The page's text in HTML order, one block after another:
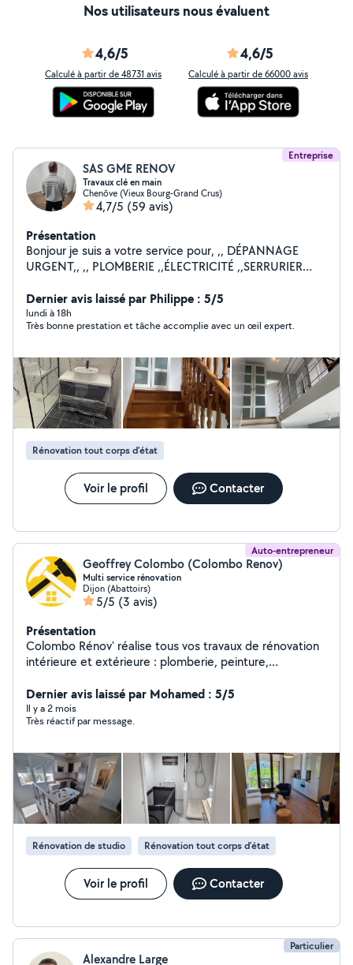
Nos utilisateurs nous évaluent
4,6/5
Calculé à partir de 48731 avis
4,6/5
Calculé à partir de 66000 avis
Entreprise
SAS GME RENOV
Travaux clé en main
Chenôve (Vieux Bourg-Grand Crus)
4,7/5 (59 avis)
Présentation
Bonjour je suis a votre service pour, ,, DÉPANNAGE
URGENT,, ,, PLOMBERIE ,,ÉLECTRICITÉ ,,SERRURIER
,,POSE DE PARQUET ,,MONTAGE DES MEUBLES EN KIT
,,POSE DE CUISINE ,,CARRELAGE ,,MAÇONNERIE
,,POSE VELUX ,,POSE PORTE ET FENÊTRE INTÉRIEUR
,,DÉMOLITION / Enlèvement gravats ,,TOUT CORPS DE
MÉTIER Tout les jours 7j/7 jours férié également
Horaires : 08:00 - 22:00 Au plaisir je vous rendrai
service
Dernier avis laissé par Philippe : 5/5
lundi à 18h
Très bonne prestation et tâche accomplie avec un œil expert.
Rénovation tout corps d’état
Voir le profil Contacter
Auto-entrepreneur
Geoffrey Colombo (Colombo Renov)
Multi service rénovation
Dijon (Abattoirs)
5/5 (3 avis)
Présentation
Colombo Rénov' réalise tous vos travaux de rénovation
intérieure et extérieure : plomberie, peinture,
solutions sur mesure. Contactez - nous pour un devis
gratuit.
Dernier avis laissé par Mohamed : 5/5
Il y a 2 mois
Très réactif par message.
Rénovation de studio Rénovation tout corps d’état
Voir le profil Contacter
Particulier
Alexandre Large